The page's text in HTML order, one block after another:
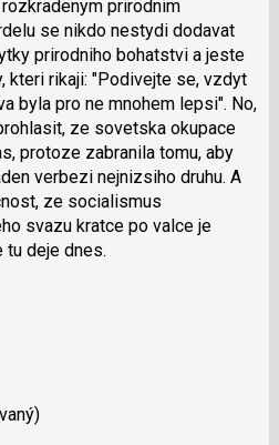
prirodnim
se nikdo nestydi dodavat
prirodniho bohatstvi a jeste
kteri rikaji: "Podivejte se, vzdyt
byla pro ne mnohem lepsi". No,
ze sovetska okupace
protoze zabranila tomu, aby
verbezi nejnizsiho druhu. A
ze socialismus
svazu kratce po valce je
tu deje dnes.